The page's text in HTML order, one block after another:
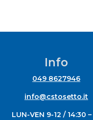
Info
049 8627946
info@cstosetto.it
LUN-VEN 9-12 / 14:30 –